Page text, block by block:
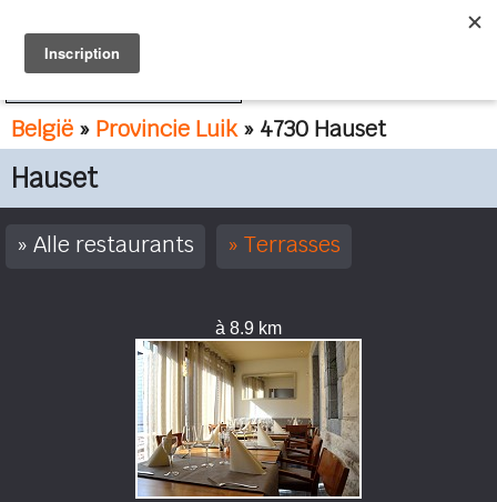
België » Provincie Luik» 4730 Hauset
Hauset
Alle restaurants Terrasses
à 8.9 km